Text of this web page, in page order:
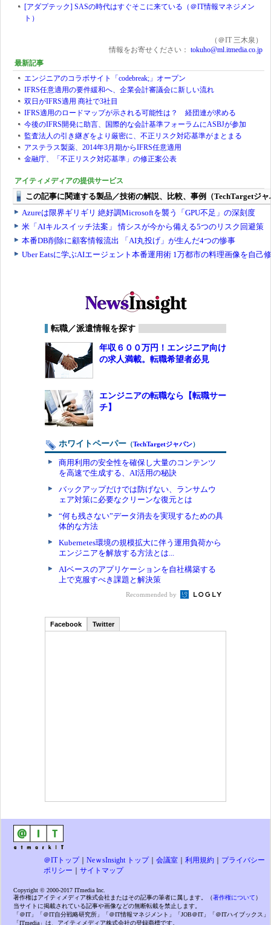
[アダプテック] SASの時代はすぐそこに来ている（＠IT情報マネジメン
ト）
（＠IT 三木泉）
情報をお寄せください： tokuho@ml.itmedia.co.jp
最新記事
エンジニアのコラボサイト「codebreak;」オープン
IFRS任意適用の要件緩和へ、企業会計審議会に新しい流れ
双日がIFRS適用 商社で3社目
IFRS適用のロードマップが示される可能性は？ 経団連が求める
今後のIFRS開発に助言、国際的な会計基準フォーラムにASBJが参加
監査法人の引き継ぎをより厳密に、不正リスク対応基準がまとまる
アステラス製薬、2014年3月期からIFRS任意適用
金融庁、「不正リスク対応基準」の修正案公表
アイティメディアの提供サービス
転職／派遣情報を探す
年収６００万円！エンジニア向け
の求人満載。転職希望者必見
エンジニアの転職なら【転職サー
チ】
ホワイトペーパー （TechTargetジャパン）
商用利用の安全性を確保し大量のコンテンツ
を高速で生成する、AI活用の秘訣
バックアップだけでは防げない、ランサムウ
ェア対策に必要なクリーンな復元とは
“何も残さない”データ消去を実現するための具
体的な方法
Kubernetes環境の規模拡大に伴う運用負荷から
エンジニアを解放する方法とは...
AIベースのアプリケーションを自社構築する
上で克服すべき課題と解決策
Recommended by
Facebook Twitter
＠ITトップ｜ NeｗsInsight トップ｜ 会議室 利用規約
プライバシー
ポリシー
サイトマップ
Copyright © 2000-2017 ITmedia Inc.
著作権はアイティメディア株式会社またはその記事の筆者に属します。（著作権について）
当サイトに掲載されている記事や画像などの無断転載を禁止します。
「＠IT」「＠IT自分戦略研究所」「＠IT情報マネジメント」「JOB＠IT」「＠ITハイブックス」
「ITmedia」は、アイティメディア株式会社の登録商標です。